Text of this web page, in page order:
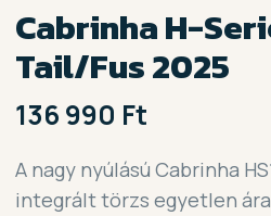
Cabrinha H-
Tail/Fus 2025
136 990 Ft
A nagy nyúlású Cabrinha
integrált törzs egyetlen